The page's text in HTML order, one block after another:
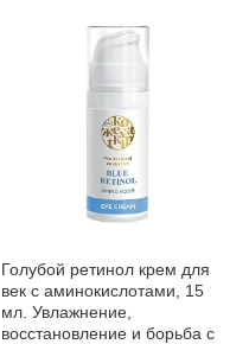
Голубой ретинол крем для
век с аминокислотами, 15
мл. Увлажнение,
восстановление и борьба с